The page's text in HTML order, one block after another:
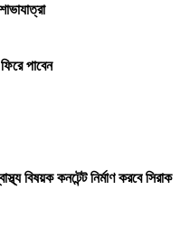
পাবেন
বিষয়ক কনটেন্ট নির্মাণ করবে সিরাক